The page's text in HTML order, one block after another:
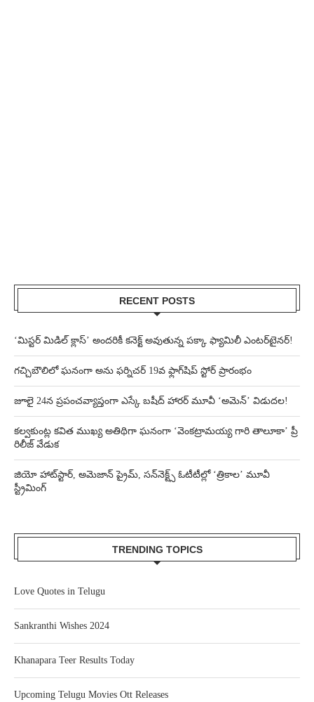
RECENT POSTS
‘మిస్టర్ మిడిల్ క్లాస్’ అందరికీ కనెక్ట్ అవుతున్న పక్కా ఫ్యామిలీ ఎంటర్‌టైనర్!
గచ్చిబౌలిలో ఘనంగా అను ఫర్నిచర్ 19వ ఫ్లాగ్‌షిప్ స్టోర్ ప్రారంభం
జూలై 24న ప్రపంచవ్యాప్తంగా ఎస్కే బషీద్‌ హారర్ మూవీ ‘అమెన్’ విడుదల!
కల్వకుంట్ల కవిత ముఖ్య అతిథిగా ఘనంగా ‘వెంకట్రామయ్య గారి తాలూకా’ ప్రీ
రిలీజ్ వేడుక
జియో హాట్‌స్టార్, అమెజాన్ ప్రైమ్, సన్‌నెక్ట్స్ ఓటీటీల్లో ‘త్రికాల’ మూవీ
స్ట్రీమింగ్
TRENDING TOPICS
Love Quotes in Telugu
Sankranthi Wishes 2024
Khanapara Teer Results Today
Upcoming Telugu Movies Ott Releases